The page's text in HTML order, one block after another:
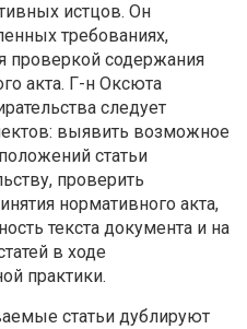
истцов. Он
требованиях,
проверкой содержания
акта. Г-н Оксюта
следует
выявить возможное
статьи
проверить
нормативного акта,
текста документа и на
в ходе
практики.
статьи дублируют